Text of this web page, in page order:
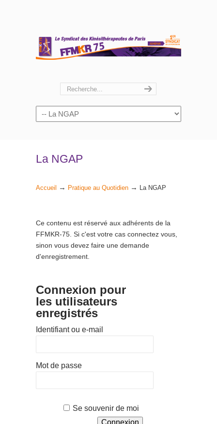
Navigation
La NGAP
Accueil → Pratique au Quotidien → La NGAP
Ce contenu est réservé aux adhérents de la
FFMKR-75. Si c'est votre cas connectez vous,
sinon vous devez faire une demande
d'enregistrement.
Connexion pour
les utilisateurs
enregistrés
Identifiant ou e-mail
Mot de passe
Se souvenir de moi